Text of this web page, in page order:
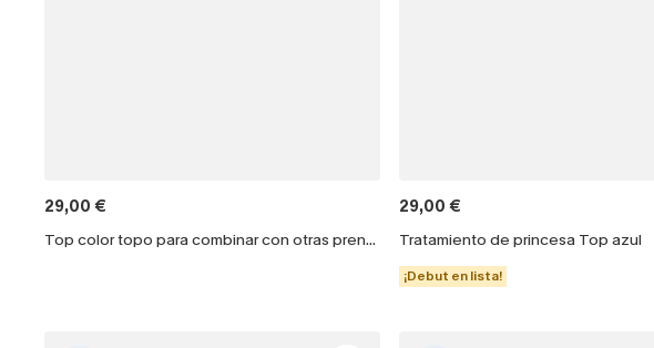
29,00 €
Top color topo para combinar con otras prendas
29,00 €
Tratamiento de princesa Top azul
¡Debut en lista!